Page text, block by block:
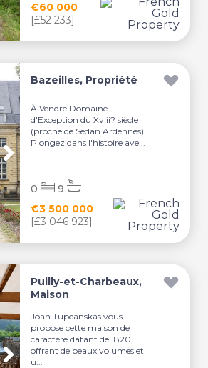
€60 000
[£52 233]
Bazeilles, Propriété
À Vendre Domaine
d'Exception du Xviii? siècle
(proche de Sedan Ardennes)
Plongez dans l'histoire ave...
€3 500 000
[£3 046 923]
0 9
Puilly-et-Charbeaux,
Maison
Joan Tupeanskas vous
propose cette maison de
caractère datant de 1820,
offrant de beaux volumes et
u...